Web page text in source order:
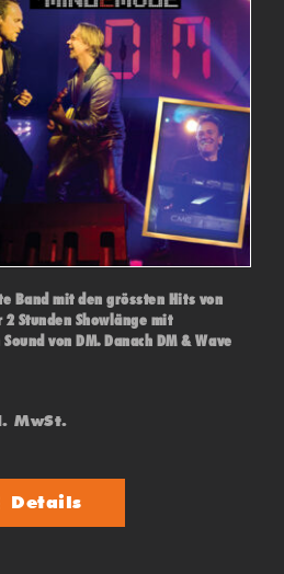
Band mit den grössten Hits von
Stunden Showlänge mit
von DM. Danach DM & Wave
MwSt.
Details